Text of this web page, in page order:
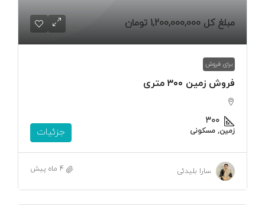
مبلغ کل 1,200,000,000 تومان
برای فروش
فروش زمین ۳۰۰ متری
۳۰۰
زمین, مسکونی جزئیات
سارا بلیدئی 4 ماه پیش